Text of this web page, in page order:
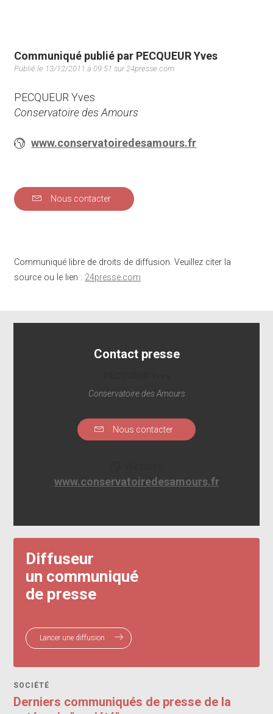
Communiqué publié par PECQUEUR Yves
Publié le 13/12/2011 à 09:51 sur 24presse.com
PECQUEUR Yves
Conservatoire des Amours
www.conservatoiredesamours.fr
Nous contacter
Communiqué libre de droits de diffusion. Veuillez citer la
source ou le lien : 24presse.com
Contact presse
Conservatoire des Amours
Nous contacter
www.conservatoiredesamours.fr
Diffuseur
un communiqué
de presse
Lancer une diffusion
SOCIÉTÉ
Derniers communiqués de presse de la